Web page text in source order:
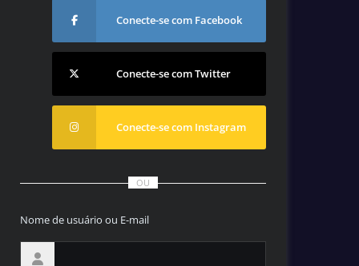
Conecte-se com Facebook
Conecte-se com Twitter
Conecte-se com Instagram
OU
Nome de usuário ou E-mail